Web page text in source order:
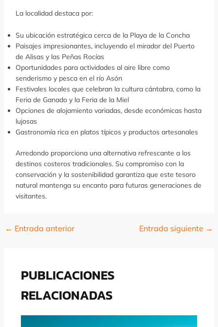
La localidad destaca por:
Su ubicación estratégica cerca de la Playa de la Concha
Paisajes impresionantes, incluyendo el mirador del Puerto
de Alisas y las Peñas Rocías
Oportunidades para actividades al aire libre como
senderismo y pesca en el río Asón
Festivales locales que celebran la cultura cántabra, como la
Feria de Ganado y la Feria de la Miel
Opciones de alojamiento variadas, desde económicas hasta
lujosas
Gastronomía rica en platos típicos y productos artesanales
Arredondo proporciona una alternativa refrescante a los
destinos costeros tradicionales. Su compromiso con la
conservación y la sostenibilidad garantiza que este tesoro
natural mantenga su encanto para futuras generaciones de
visitantes.
Navegación
← Entrada anterior Entrada siguiente →
PUBLICACIONES
RELACIONADAS